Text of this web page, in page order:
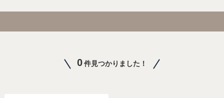
0件見つかりました！